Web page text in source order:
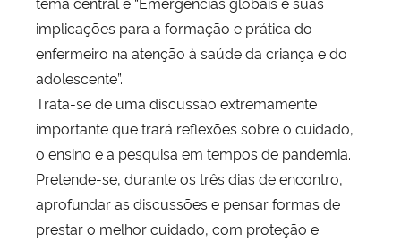
implicações para a formação e prática do
enfermeiro na atenção à saúde da criança e do
adolescente”.
Trata-se de uma discussão extremamente
importante que trará reflexões sobre o cuidado,
o ensino e a pesquisa em tempos de pandemia.
Pretende-se, durante os três dias de encontro,
aprofundar as discussões e pensar formas de
prestar o melhor cuidado, com proteção e